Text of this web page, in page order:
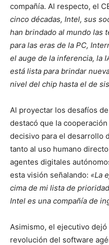
compañía. Al respecto, el
cinco décadas, Intel, sus
han brindado al mundo las
para las eras de la PC,
el auge de la inferencia, la
está lista para brindar
nivel del chip hasta el de
Al proyectar los desafíos
destacó que la
decisivo para el desarrollo
tanto al uso humano
agentes digitales
esta visión señalando: «La
cima de mi lista de
Intel es una compañía de
Asimismo, el ejecutivo
revolución del software